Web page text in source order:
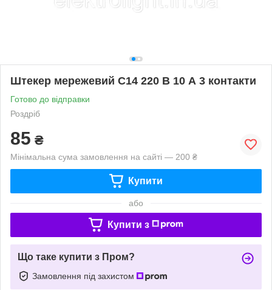
Штекер мережевий C14 220 В 10 А 3 контакти
Готово до відправки
Роздріб
85 ₴
Мінімальна сума замовлення на сайті — 200 ₴
Купити
або
Купити з
Що таке купити з Пром?
Замовлення під захистом